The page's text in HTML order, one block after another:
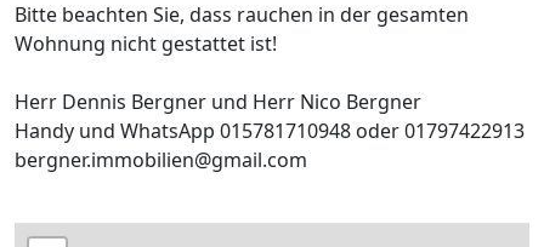
Bitte beachten Sie, dass rauchen in der gesamten
Wohnung nicht gestattet ist!
Herr Dennis Bergner und Herr Nico Bergner
Handy und WhatsApp 015781710948 oder 01797422913
bergner.immobilien@gmail.com